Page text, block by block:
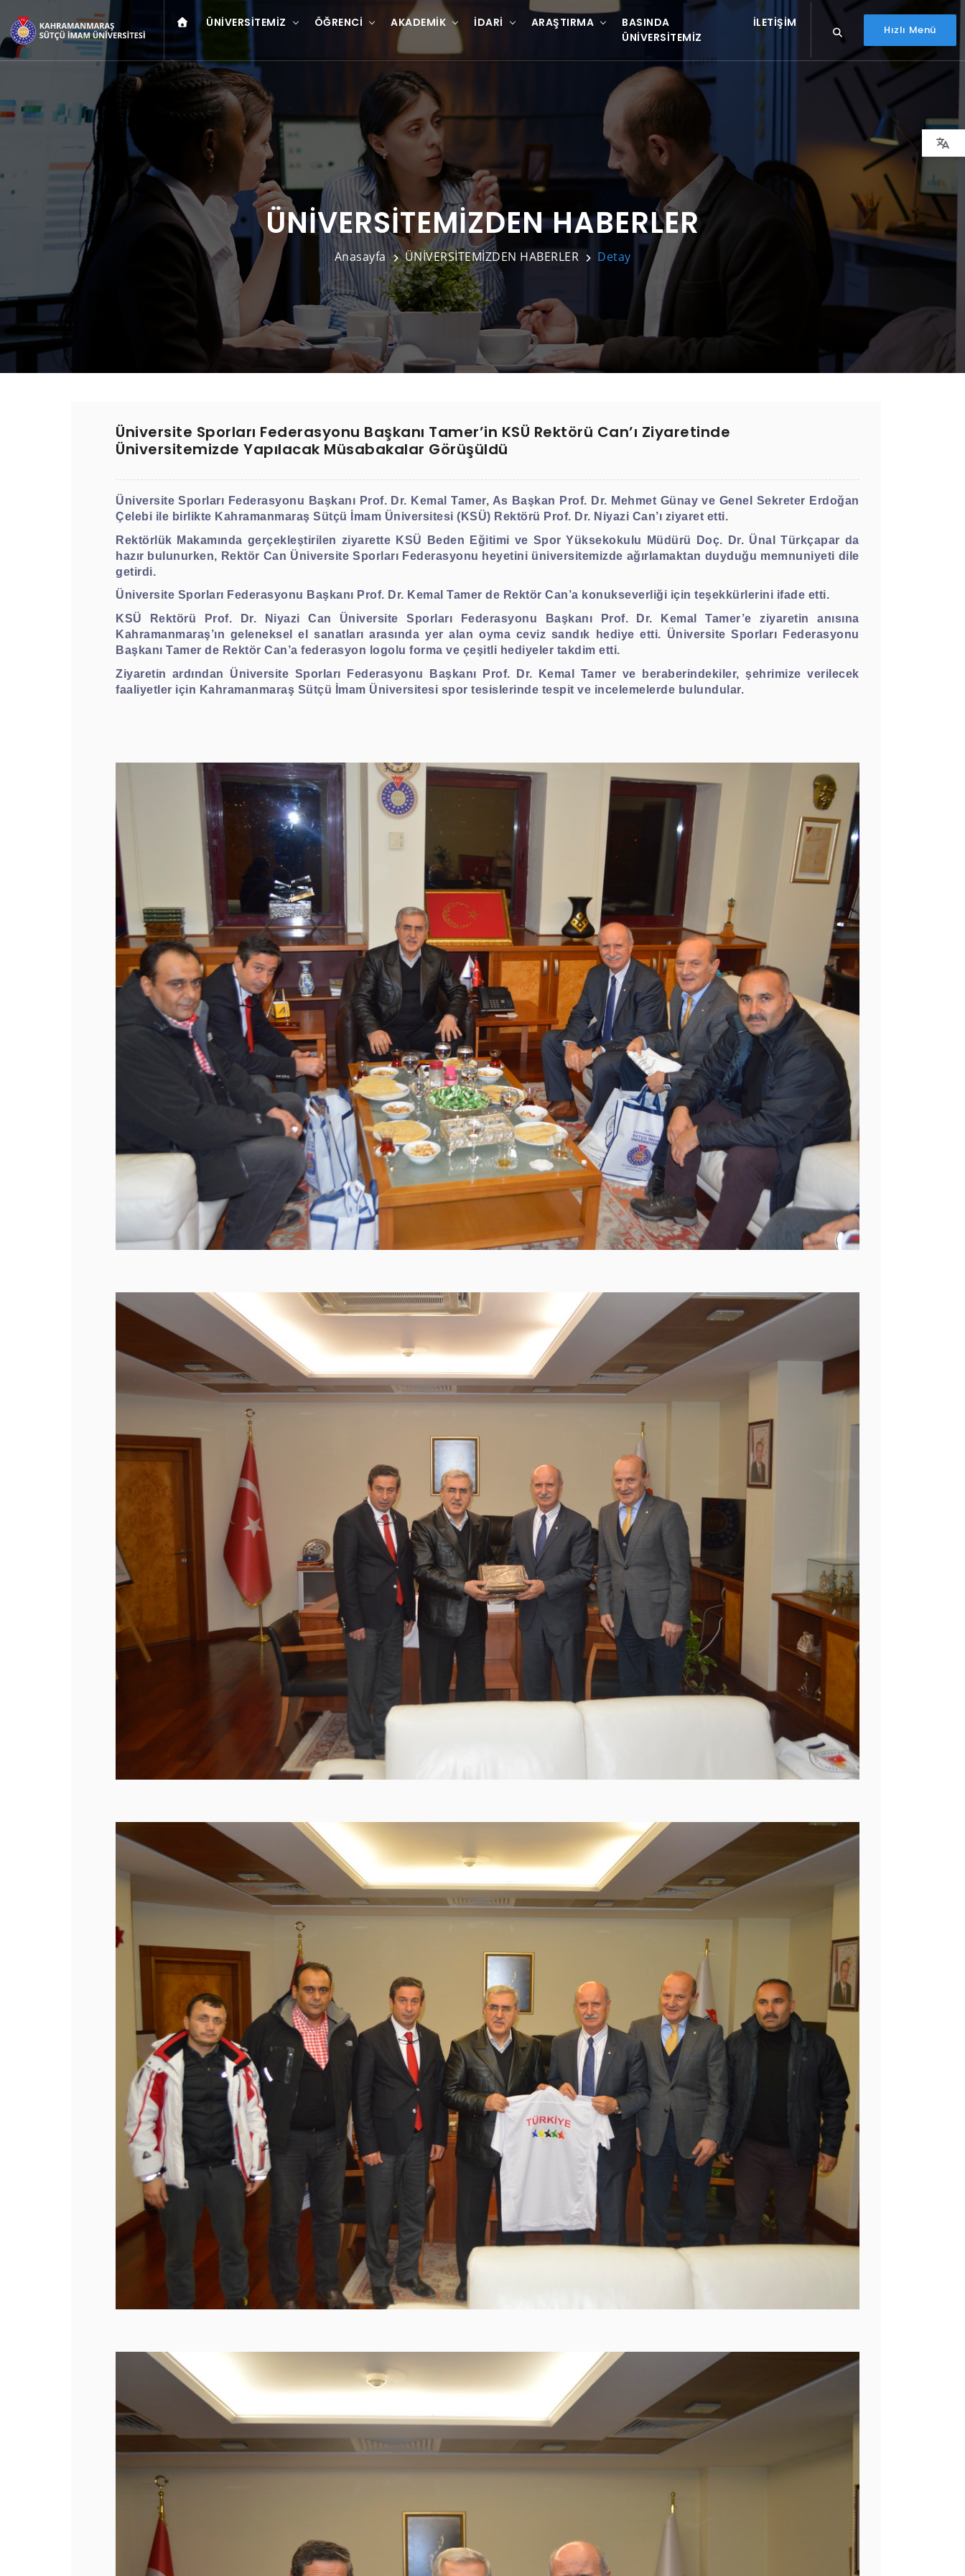
ÜNIVERSITEMIZ ÖĞRENCI AKADEMIK İDARI ARAŞTIRMA
BASINDA
ÜNIVERSITEMIZ
İLETIŞIM
Hızlı Menü
ÜNİVERSİTEMİZDEN HABERLER
Anasayfa ÜNİVERSİTEMİZDEN HABERLER Detay
Üniversite Sporları Federasyonu Başkanı Tamer’in KSÜ Rektörü Can’ı Ziyaretinde
Üniversitemizde Yapılacak Müsabakalar Görüşüldü
Üniversite Sporları Federasyonu Başkanı Prof. Dr. Kemal Tamer, As Başkan Prof. Dr. Mehmet Günay ve Genel Sekreter Erdoğan
Çelebi ile birlikte Kahramanmaraş Sütçü İmam Üniversitesi (KSÜ) Rektörü Prof. Dr. Niyazi Can’ı ziyaret etti.
Rektörlük Makamında gerçekleştirilen ziyarette KSÜ Beden Eğitimi ve Spor Yüksekokulu Müdürü Doç. Dr. Ünal Türkçapar da
hazır bulunurken, Rektör Can Üniversite Sporları Federasyonu heyetini üniversitemizde ağırlamaktan duyduğu memnuniyeti dile
getirdi.
Üniversite Sporları Federasyonu Başkanı Prof. Dr. Kemal Tamer de Rektör Can’a konukseverliği için teşekkürlerini ifade etti.
KSÜ Rektörü Prof. Dr. Niyazi Can Üniversite Sporları Federasyonu Başkanı Prof. Dr. Kemal Tamer’e ziyaretin anısına
Kahramanmaraş’ın geleneksel el sanatları arasında yer alan oyma ceviz sandık hediye etti. Üniversite Sporları Federasyonu
Başkanı Tamer de Rektör Can’a federasyon logolu forma ve çeşitli hediyeler takdim etti.
Ziyaretin ardından Üniversite Sporları Federasyonu Başkanı Prof. Dr. Kemal Tamer ve beraberindekiler, şehrimize verilecek
faaliyetler için Kahramanmaraş Sütçü İmam Üniversitesi spor tesislerinde tespit ve incelemelerde bulundular.